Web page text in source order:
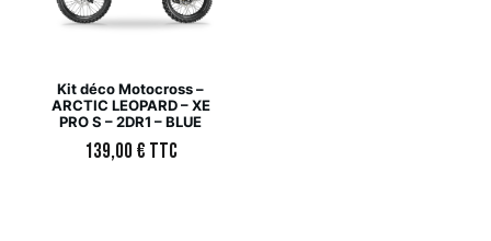
Kit déco Motocross –
ARCTIC LEOPARD – XE
PRO S – 2DR1 – BLUE
139,00€ TTC